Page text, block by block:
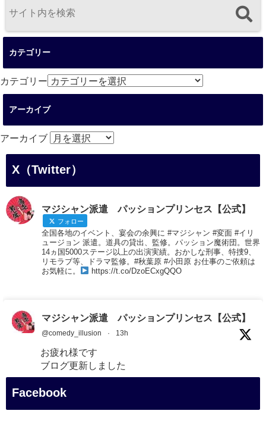
カテゴリー
カテゴリー
アーカイブ
アーカイブ
X（Twitter）
マジシャン派遣 パッションプリンセス【公式】
フォロー
全国各地のイベント、宴会の余興に #マジシャン #変面 #イリ
ュージョン 派遣。道具の貸出、監修。パッション魔術団。世界
14ヵ国5000ステージ以上の出演実績。おかしな刑事、特捜9、
リモラブ等、ドラマ監修。#秋葉原 #小田原 お仕事のご依頼は
お気軽に。
https://t.co/DzoECxgQQO
マジシャン派遣 パッションプリンセス【公式】
@comedy_illusion · 13h
お疲れ様です
ブログ更新しました
「マジシャン和歌山旅 白浜町・白良湯」
Facebook